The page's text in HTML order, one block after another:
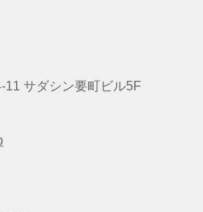
11 サダシン要町ビル5F